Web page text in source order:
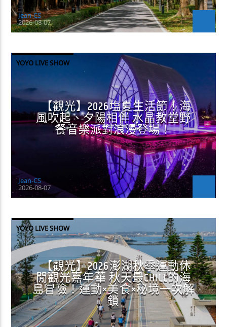
Jean-CS
2026-08-07
YOYO LIVE SHOW
【觀光】2026塩夏生活節！海
風吹起、夕陽相伴 水晶教堂野
餐音樂派對浪漫登場！
Jean-CS
2026-08-07
YOYO LIVE SHOW
【觀光】2026澎湖秋季運動休
閒觀光嘉年華 秋天最CHILL的海
島冒險！運動×美食×秘境一次解
鎖